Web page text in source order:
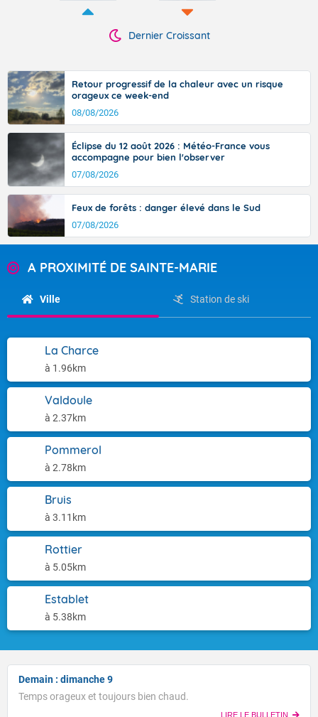
Dernier Croissant
Retour progressif de la chaleur avec un risque
orageux ce week-end
08/08/2026
Éclipse du 12 août 2026 : Météo-France vous
accompagne pour bien l'observer
07/08/2026
Feux de forêts : danger élevé dans le Sud
07/08/2026
A PROXIMITÉ DE SAINTE-MARIE
Ville Station de ski
La Charce
à 1.96km
Valdoule
à 2.37km
Pommerol
à 2.78km
Bruis
à 3.11km
Rottier
à 5.05km
Establet
à 5.38km
Demain : dimanche 9
Temps orageux et toujours bien chaud.
LIRE LE BULLETIN